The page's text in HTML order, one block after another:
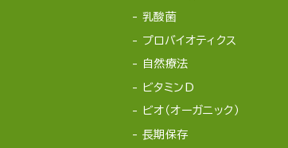
乳酸菌
プロバイオティクス
自然療法
ビタミンD
ビオ（オーガニック）
長期保存